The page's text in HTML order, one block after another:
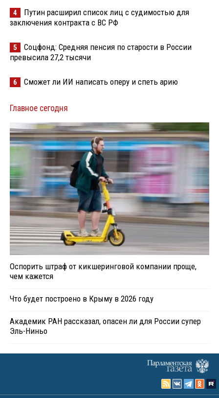
4
Путин расширил список лиц с судимостью для
заключения контракта с ВС РФ
5
Соцфонд: Средняя пенсия по старости в России
превысила 27,2 тысячи
6 Сможет ли ИИ написать оперу и спеть арию
Главное сегодня
Оспорить штраф от кикшеринговой компании проще,
чем кажется
Что будет построено в Крыму в 2026 году
Академик РАН рассказал, опасен ли для России супер
Эль-Ниньо